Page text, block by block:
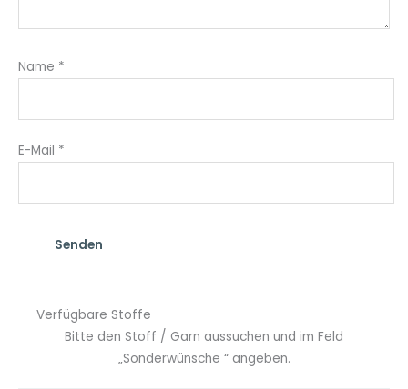
Name *
E-Mail *
Verfügbare Stoffe
Bitte den Stoff / Garn aussuchen und im Feld
„Sonderwünsche “ angeben.